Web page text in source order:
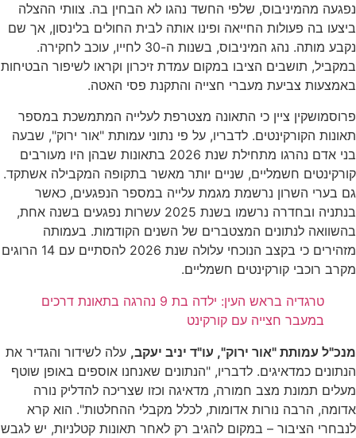
נפגעה מהמיניבוס, שלפי החשד נהגו לא הבחין בה. צוותי ההצלה
ביצעו בה פעולות החייאה ופינו אותה לבית החולים בלינסון, אך שם
נקבע מותה. נהג המיניבוס, בשנות ה-30 לחייו, עוכב לחקירה.
במקביל, תושבים הציבו במקום עמדת זיכרון וקראו לשיפור הבטיחות
באמצעות צביעת מעברי חצייה והתקנת פסי האטה.
פרוסמושקין ציין כי התאונה מצטרפת לעלייה המתמשכת במספר
תאונות הקורקינטים. לדבריו, על פי נתוני עמותת "אור ירוק", שבעה
בני אדם נהרגו מתחילת שנת 2026 בתאונות שבהן היו מעורבים
קורקינטים חשמליים, שניים יותר מאשר בתקופה המקבילה אשתקד.
גם בערי השרון נרשמת מגמת עלייה במספר הנפגעים, כאשר
בנתניה ובחדרה נרשמו בשנת 2025 עשרות נפגעים בשנה אחת,
בהשוואה לנתונים המצטברים של השנים הקודמות. בעמותה
מזהירים כי בקצב הנוכחי עלולה שנת 2026 להסתיים עם 14 הרוגים
מקרב רוכבי קורקינטים חשמליים.
טרגדיה בראש העין: ילדה בת 9 נהרגה בתאונת דרכים
במעבר חצייה עם קורקינט
מנכ"ל עמותת "אור ירוק", עו"ד יניב יעקב, עלה לשידור והגדיר את
הנתונים כמדאיגים. לדבריו, "הנתונים שאנחנו אוספים באופן שוטף
מעלים תמונת מצב חמורה, מדאיגה וכזו שצריכה להדליק נורה
אדומה, הרבה נורות אדומות, לכלל מקבלי ההחלטות". הוא קרא
לנבחרי הציבור – במקום להגיב רק לאחר תאונות קטלניות, יש לגבש